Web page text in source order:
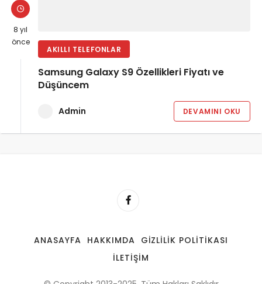
8 yıl
önce
AKILLI TELEFONLAR
Samsung Galaxy S9 Özellikleri Fiyatı ve
Düşüncem
Admin DEVAMINI OKU
ANASAYFA HAKKIMDA GIZLILIK POLITIKASI
İLETIŞIM